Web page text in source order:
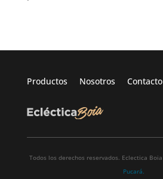
Productos Nosotros Contacto
Todos los derechos reservados. Eclectica
Pucará.